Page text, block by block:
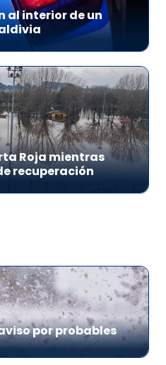
al interior de un
Roja mientras
recuperación
por probables